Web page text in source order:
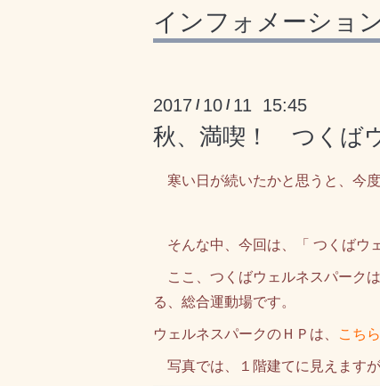
インフォメーショ
2017 / 10 / 11 15:45
秋、満喫！ つくば
寒い日が続いたかと思うと、今
そんな中、今回は、「 つくばウ
ここ、つくばウェルネスパーク
る、総合運動場です。
ウェルネスパークのＨＰは、 こち
写真では、１階建てに見えます